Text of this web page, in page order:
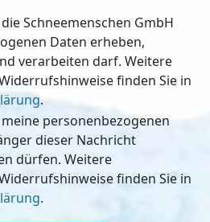
Schneemenschen GmbH
Daten erheben,
finden Sie in
.
personenbezogenen
dieser Nachricht
finden Sie in
.